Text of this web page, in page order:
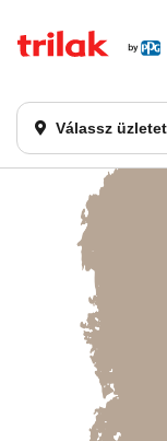
Válassz
Fontos